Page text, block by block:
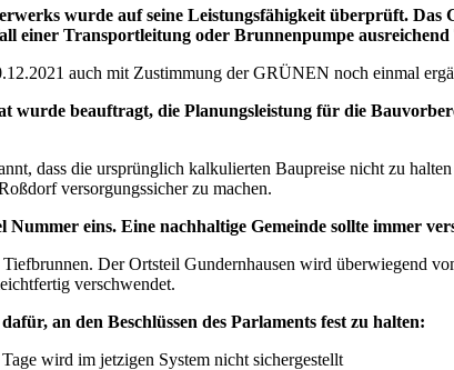
wurde auf seine Leistungsfähigkeit überprüft. Das
einer Transportleitung oder Brunnenpumpe
auch mit Zustimmung der GRÜNEN noch einmal
wurde beauftragt, die Planungsleistung für die
dass die ursprünglich kalkulierten Baupreise nicht zu
versorgungssicher zu machen.
Nummer eins. Eine nachhaltige Gemeinde sollte immer
Der Ortsteil Gundernhausen wird überwiegend
verschwendet.
an den Beschlüssen des Parlaments fest zu halten:
wird im jetzigen System nicht sichergestellt